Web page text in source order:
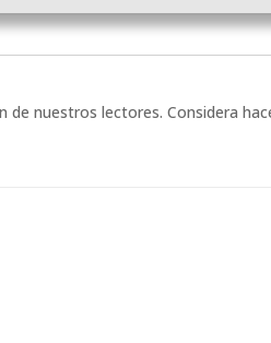
de nuestros lectores. Considera